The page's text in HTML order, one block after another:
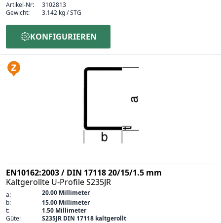
Artikel-Nr:
3102813
Gewicht:
3.142 kg / STG
KONFIGURIEREN
EN10162:2003 / DIN 17118 20/15/1.5 mm
Kaltgerollte U-Profile S235JR
a:
20.00 Millimeter
b:
15.00 Millimeter
t:
1.50 Millimeter
Güte:
S235JR DIN 17118 kaltgerollt